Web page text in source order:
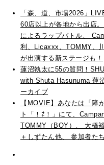
「森、道、市場2026」
60店以上が各地から出店
によるラップバトル、
利、Licaxxx、TOMMY、
が出演する新ステージも！
蓮沼執太に55の質問！
with Shuta Hasunuma 蓮
ーカイブ
【MOVIE】あなたは「障
ト「！⇄！」にて、
TOMMY（BOY）、 大橋
＋しずたん他、 参加者た